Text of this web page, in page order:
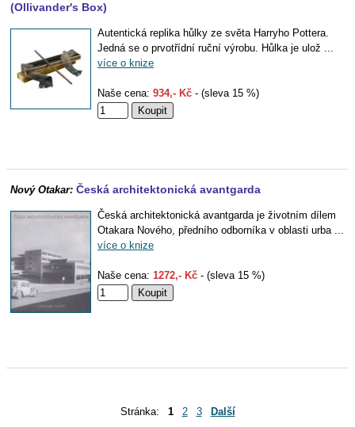
(Ollivander's Box)
Autentická replika hůlky ze světa Harryho Pottera.
Jedná se o prvotřídní ruční výrobu. Hůlka je ulož ...
více o knize
Naše cena: 934,- Kč - (sleva 15 %)
Nový Otakar: Česká architektonická avantgarda
Česká architektonická avantgarda je životním dílem
Otakara Nového, předního odborníka v oblasti urba ...
více o knize
Naše cena: 1272,- Kč - (sleva 15 %)
Stránka: 1 2 3 Další